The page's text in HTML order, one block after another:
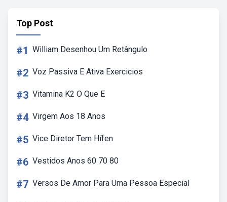
Top Post
#1 William Desenhou Um Retângulo
#2 Voz Passiva E Ativa Exercicios
#3 Vitamina K2 O Que E
#4 Virgem Aos 18 Anos
#5 Vice Diretor Tem Hífen
#6 Vestidos Anos 60 70 80
#7 Versos De Amor Para Uma Pessoa Especial